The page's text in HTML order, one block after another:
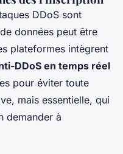
DDoS sont
données peut être
plateformes intègrent
DDoS en temps réel
pour éviter toute
mais essentielle, qui
demander à